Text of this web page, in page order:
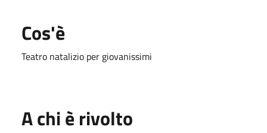
Cos'è
Teatro natalizio per giovanissimi
A chi è rivolto